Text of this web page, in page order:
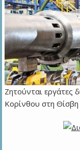
Ζητούνται εργάτες
Κορίνθου στη Θίσβη